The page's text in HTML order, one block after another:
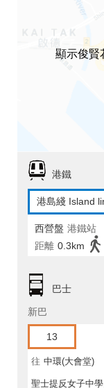
顯示俊賢
港鐵
港島綫 Island
西營盤 港鐵站
距離 0.3km
巴士
新巴
13
往 中環(大會堂)
聖士提反女子中